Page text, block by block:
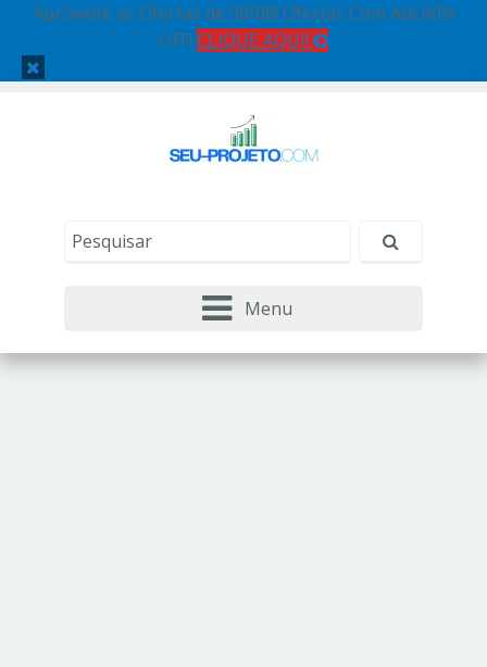
Aproveite as Ofertas de 08/08! Ofertas Com Até 60%
OFF! CLIQUE AQUI!
Menu